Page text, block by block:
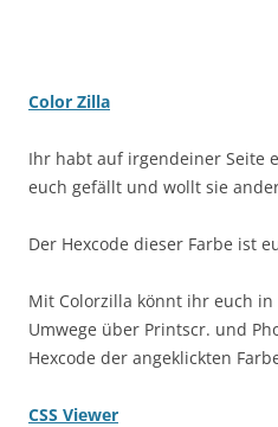
Color Zilla
Ihr habt auf irgendeiner Seite
euch gefällt und wollt sie
Der Hexcode dieser Farbe ist
Mit Colorzilla könnt ihr euch in
Umwege über Printscr. und
Hexcode der angeklickten
CSS Viewer